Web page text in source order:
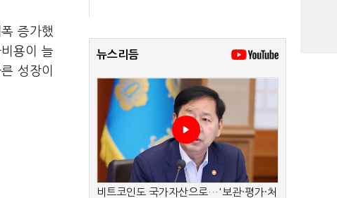
증가했
용이 늘
성장이
뉴스리듬
비트코인도 국가자산으로…'보관·평가·처